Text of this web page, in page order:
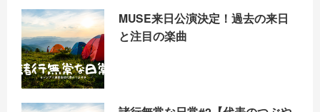
MUSE来日公演決定！過去の来日
と注目の楽曲